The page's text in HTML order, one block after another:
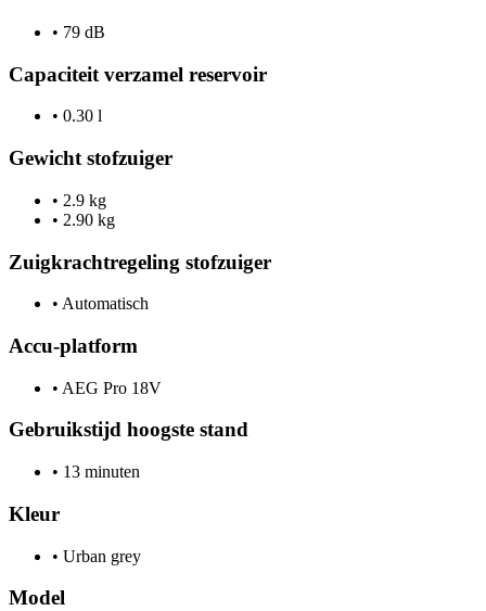
• 79 dB
Capaciteit verzamel reservoir
• 0.30 l
Gewicht stofzuiger
• 2.9 kg
• 2.90 kg
Zuigkrachtregeling stofzuiger
• Automatisch
Accu-platform
• AEG Pro 18V
Gebruikstijd hoogste stand
• 13 minuten
Kleur
• Urban grey
Model